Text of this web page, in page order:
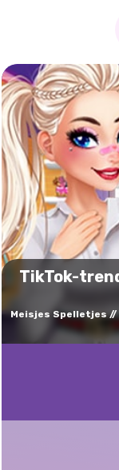
TikTok-
Meisjes Spelletjes